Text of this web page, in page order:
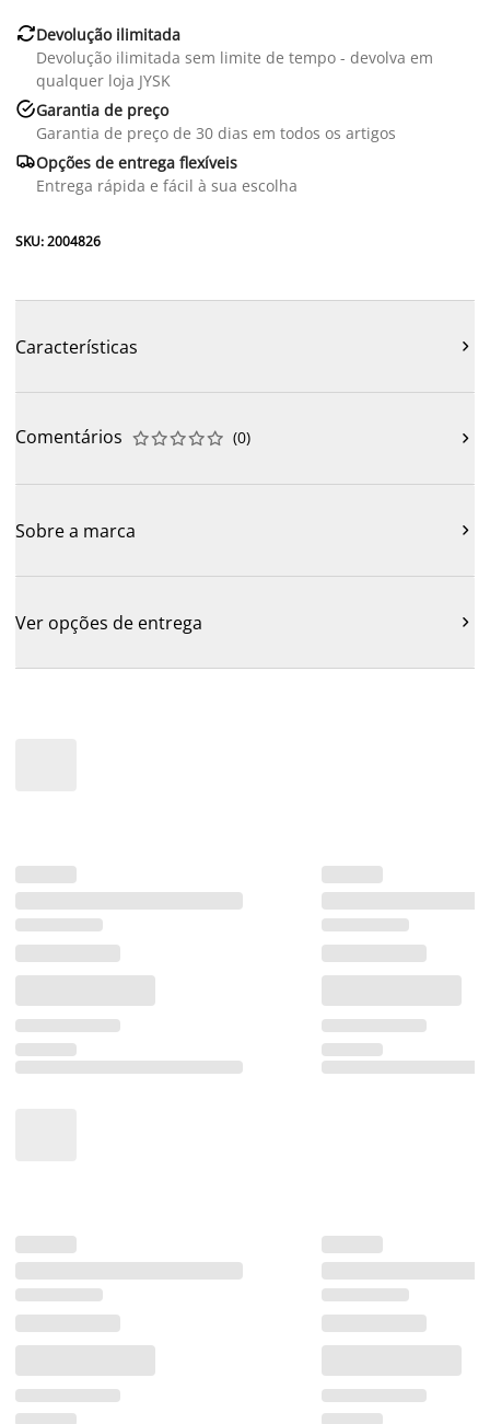
Devolução ilimitada
Devolução ilimitada sem limite de tempo - devolva em
qualquer loja JYSK
Garantia de preço
Garantia de preço de 30 dias em todos os artigos
Opções de entrega flexíveis
Entrega rápida e fácil à sua escolha
SKU: 2004826
Características 
Comentários 




 (0) 
Sobre a marca 
Ver opções de entrega 